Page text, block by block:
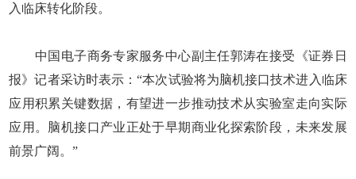
入临床转化阶段。
中国电子商务专家服务中心副主任郭涛在接受《证券日
报》记者采访时表示：“本次试验将为脑机接口技术进入临床
应用积累关键数据，有望进一步推动技术从实验室走向实际
应用。脑机接口产业正处于早期商业化探索阶段，未来发展
前景广阔。”